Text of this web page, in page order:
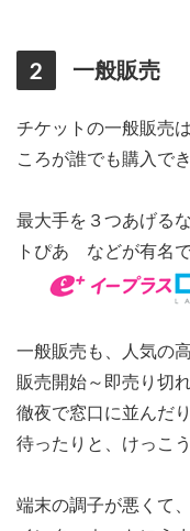
一般販売
チケットの一般販売
ころが誰でも購入で
最大手を３つあげる
トぴあ などが有名で
一般販売も、人気の
販売開始～即売り切
徹夜で窓口に並んだ
待ったりと、けっこ
端末の調子が悪くて